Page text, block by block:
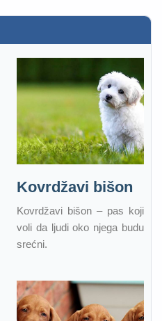
Kovrdžavi bišon
Kovrdžavi bišon – pas koji
voli da ljudi oko njega budu
srećni.